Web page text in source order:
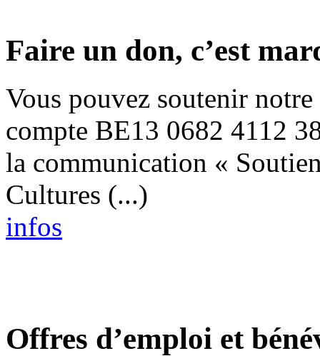
Faire un don, c’est
Vous pouvez soutenir
compte BE13 0682 4112
la communication «
Cultures (...)
infos
Offres d’emploi et